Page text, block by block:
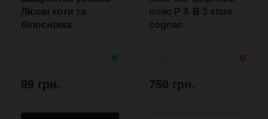
Лісові коти та
білосніжка
89 грн.
пояс P & B 3 stars
cognac
750 грн.